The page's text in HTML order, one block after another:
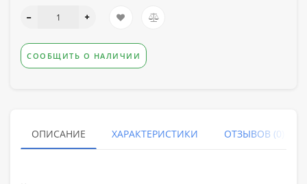
СООБЩИТЬ О НАЛИЧИИ
ОПИСАНИЕ ХАРАКТЕРИСТИКИ ОТЗЫВОВ (0)